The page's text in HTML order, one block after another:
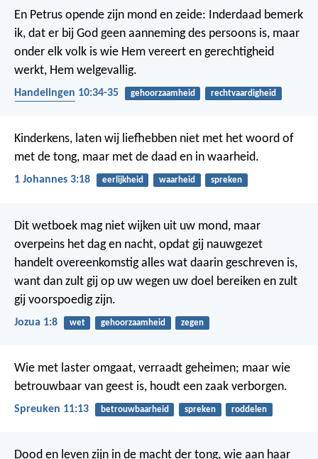
En Petrus opende zijn mond en zeide: Inderdaad bemerk
ik, dat er bij God geen aanneming des persoons is, maar
onder elk volk is wie Hem vereert en gerechtigheid
werkt, Hem welgevallig.
Handelingen 10:34-35 gehoorzaamheid
rechtvaardigheid
Kinderkens, laten wij liefhebben niet met het woord of
met de tong, maar met de daad en in waarheid.
1 Johannes 3:18 eerlijkheid waarheid spreken
Dit wetboek mag niet wijken uit uw mond, maar
overpeins het dag en nacht, opdat gij nauwgezet
handelt overeenkomstig alles wat daarin geschreven is,
want dan zult gij op uw wegen uw doel bereiken en zult
gij voorspoedig zijn.
Jozua 1:8 wet gehoorzaamheid zegen
Wie met laster omgaat, verraadt geheimen; maar wie
betrouwbaar van geest is, houdt een zaak verborgen.
Spreuken 11:13 betrouwbaarheid spreken roddelen
Dood en leven zijn in de macht der tong, wie aan haar